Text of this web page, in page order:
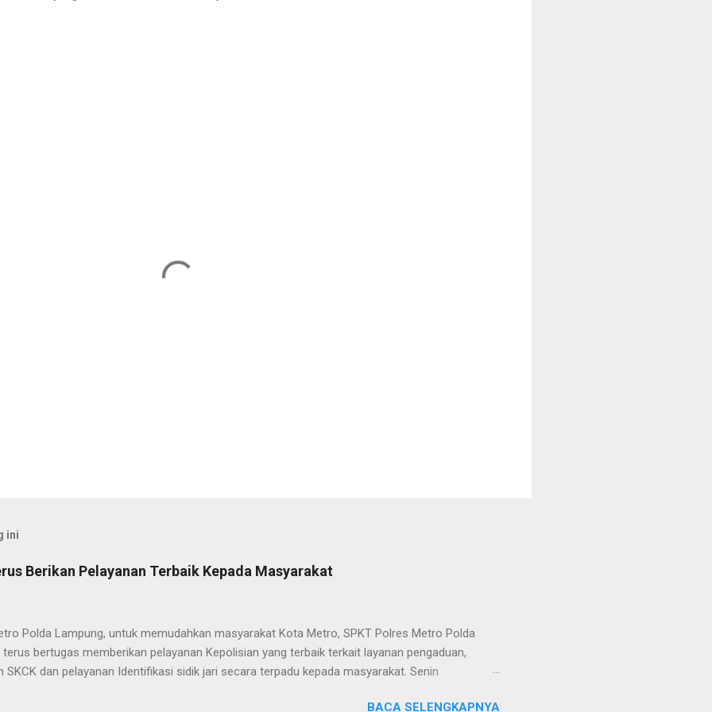
ini
Berikan Pelayanan Terbaik Kepada Masyarakat
Polda Lampung, untuk memudahkan masyarakat Kota Metro, SPKT Polres Metro Polda
bertugas memberikan pelayanan Kepolisian yang terbaik terkait layanan pengaduan,
SKCK dan pelayanan Identifikasi sidik jari secara terpadu kepada masyarakat. Senin
BACA SELENGKAPNYA